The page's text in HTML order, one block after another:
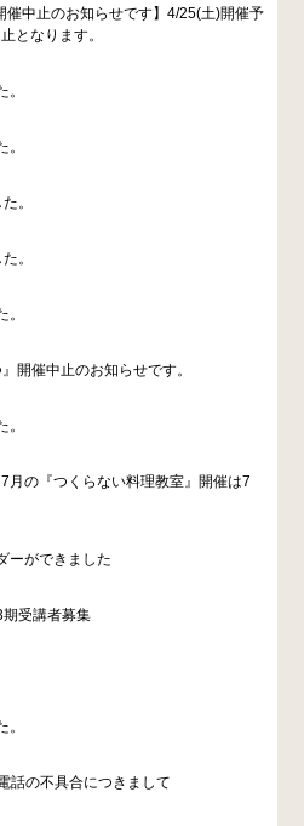
催中止のお知らせです】4/25(土)開催予
となります。
。
。
。
。
。
開催中止のお知らせです。
。
月の『つくらない料理教室』開催は7
ーができました
期受講者募集
。
話の不具合につきまして